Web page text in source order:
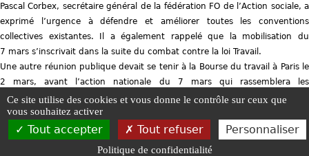
Pascal Corbex, secrétaire général de la fédération FO de l’Action sociale, a
exprimé l’urgence à défendre et améliorer toutes les conventions
collectives existantes. Il a également rappelé que la mobilisation du
7 mars s’inscrivait dans la suite du combat contre la loi Travail.
Une autre réunion publique devait se tenir à la Bourse du travail à Paris le
2 mars, avant l’action nationale du 7 mars qui rassemblera les
mécontentements et les revendications de nombreux secteurs
professionnels. Dont la fonction publique territoriale et la Sécurité sociale,
notamment au travers d’une grande manifestation à Paris.
UNSFO -Mentions légales- Plan du site-Gestion des cookies-Politique de
Ce site utilise des cookies et vous donne le contrôle sur ceux que
vous souhaitez activer
Tout accepter Tout refuser Personnaliser
Politique de confidentialité